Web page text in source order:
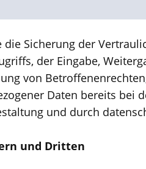
Sicherung der
der Eingabe,
von
Daten bereits bei
und durch
und Dritten